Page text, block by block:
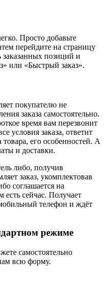
Просто добавьте
перейдите на страницу
заказанных позиций и
или «Быстрый заказ».
покупателю не
заказа самостоятельно.
время вам перезвонит
условия заказа, ответит
его особенностей. А
и доставки.
либо, получив
заказ, укомплектовав
соглашается на
есть сейчас. Получает
телефон и ждёт
режиме
самостоятельно
всю форму.